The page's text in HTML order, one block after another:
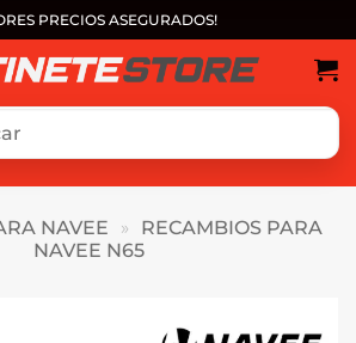
PRECIOS ASEGURADOS!
NAVEE »
RECAMBIOS PARA
NAVEE N65